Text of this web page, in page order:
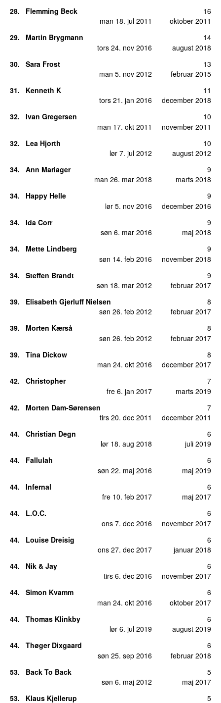
28.
Flemming Beck
man 18. jul 2011
oktober 2011
16
29.
Martin Brygmann
tors 24. nov 2016
august 2018
14
30.
Sara Frost
man 5. nov 2012
februar 2015
13
31.
Kenneth K
tors 21. jan 2016
december 2018
11
32.
Ivan Gregersen
man 17. okt 2011
november 2011
10
32.
Lea Hjorth
lør 7. jul 2012
august 2012
10
34.
Ann Mariager
man 26. mar 2018
marts 2018
9
34.
Happy Helle
lør 5. nov 2016
december 2016
9
34.
Ida Corr
søn 6. mar 2016
maj 2018
9
34.
Mette Lindberg
søn 14. feb 2016
november 2018
9
34.
Steffen Brandt
søn 18. mar 2012
februar 2017
9
39.
Elisabeth Gjerluff Nielsen
søn 26. feb 2012
februar 2017
8
39.
Morten Kærså
søn 26. feb 2012
februar 2017
8
39.
Tina Dickow
man 24. okt 2016
december 2017
8
42.
Christopher
fre 6. jan 2017
marts 2019
7
42.
Morten Dam-Sørensen
tirs 20. dec 2011
december 2011
7
44.
Christian Degn
lør 18. aug 2018
juli 2019
6
44.
Fallulah
søn 22. maj 2016
maj 2019
6
44.
Infernal
fre 10. feb 2017
maj 2017
6
44.
L.O.C.
ons 7. dec 2016
november 2017
6
44.
Louise Dreisig
ons 27. dec 2017
januar 2018
6
44.
Nik & Jay
tirs 6. dec 2016
november 2017
6
44.
Simon Kvamm
man 24. okt 2016
oktober 2017
6
44.
Thomas Klinkby
lør 6. jul 2019
august 2019
6
44.
Thøger Dixgaard
søn 25. sep 2016
februar 2018
6
53.
Back To Back
søn 6. maj 2012
maj 2017
5
53. Klaus Kjellerup 5